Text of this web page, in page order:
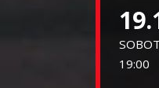
19:00